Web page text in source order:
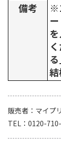
備考
結
販売者
マイプ
TEL
0120-